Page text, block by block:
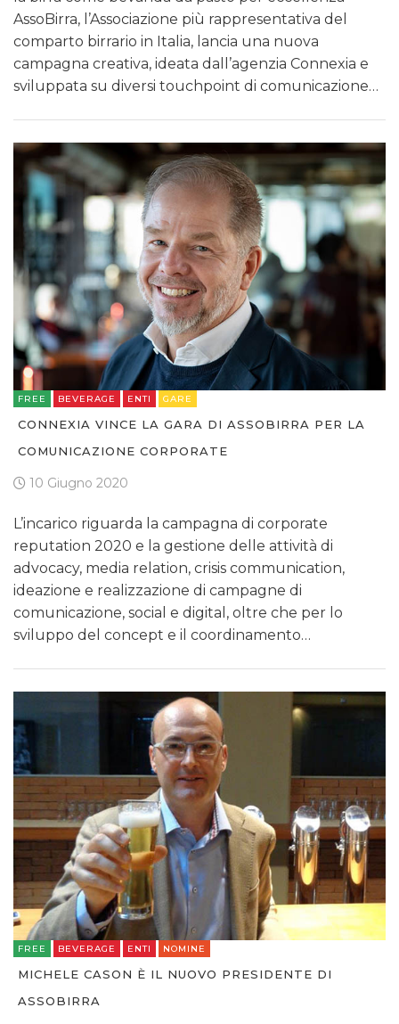
AssoBirra, l’Associazione più rappresentativa del
comparto birrario in Italia, lancia una nuova
campagna creativa, ideata dall’agenzia Connexia e
sviluppata su diversi touchpoint di comunicazione…
FREE BEVERAGE ENTI GARE
CONNEXIA VINCE LA GARA DI ASSOBIRRA PER LA
COMUNICAZIONE CORPORATE
10 Giugno 2020
L’incarico riguarda la campagna di corporate
reputation 2020 e la gestione delle attività di
advocacy, media relation, crisis communication,
ideazione e realizzazione di campagne di
comunicazione, social e digital, oltre che per lo
sviluppo del concept e il coordinamento…
FREE BEVERAGE ENTI NOMINE
MICHELE CASON È IL NUOVO PRESIDENTE DI
ASSOBIRRA